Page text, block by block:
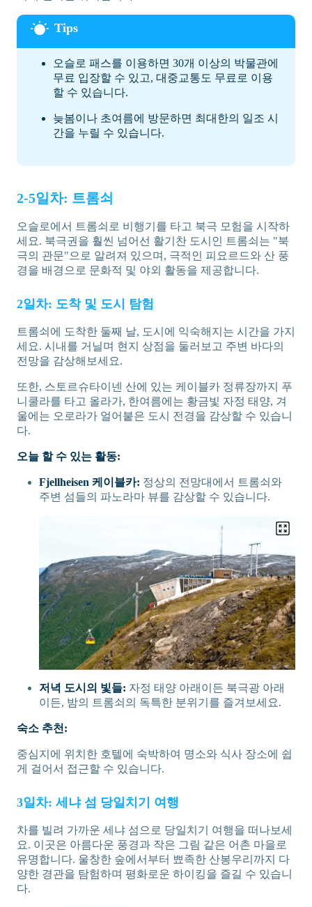
오슬로 패스를 이용하면 30개 이상의 박물관에
무료 입장할 수 있고, 대중교통도 무료로 이용
할 수 있습니다.
늦봄이나 초여름에 방문하면 최대한의 일조 시
간을 누릴 수 있습니다.
2-5일차: 트롬쇠
오슬로에서 트롬쇠로 비행기를 타고 북극 모험을 시작하
세요. 북극권을 훨씬 넘어선 활기찬 도시인 트롬쇠는 "북
극의 관문"으로 알려져 있으며, 극적인 피요르드와 산 풍
경을 배경으로 문화적 및 야외 활동을 제공합니다.
2일차: 도착 및 도시 탐험
트롬쇠에 도착한 둘째 날, 도시에 익숙해지는 시간을 가지
세요. 시내를 거닐며 현지 상점을 둘러보고 주변 바다의
전망을 감상해보세요.
또한, 스토르슈타이넨 산에 있는 케이블카 정류장까지 푸
니쿨라를 타고 올라가, 한여름에는 황금빛 자정 태양, 겨
울에는 오로라가 얼어붙은 도시 전경을 감상할 수 있습니
다.
오늘 할 수 있는 활동:
Fjellheisen 케이블카: 정상의 전망대에서 트롬쇠와
주변 섬들의 파노라마 뷰를 감상할 수 있습니다.
저녁 도시의 빛들: 자정 태양 아래이든 북극광 아래
이든, 밤의 트롬쇠의 독특한 분위기를 즐겨보세요.
숙소 추천:
중심지에 위치한 호텔에 숙박하여 명소와 식사 장소에 쉽
게 걸어서 접근할 수 있습니다.
3일차: 세냐 섬 당일치기 여행
차를 빌려 가까운 세냐 섬으로 당일치기 여행을 떠나보세
요. 이곳은 아름다운 풍경과 작은 그림 같은 어촌 마을로
유명합니다. 울창한 숲에서부터 뾰족한 산봉우리까지 다
양한 경관을 탐험하며 평화로운 하이킹을 즐길 수 있습니
다.